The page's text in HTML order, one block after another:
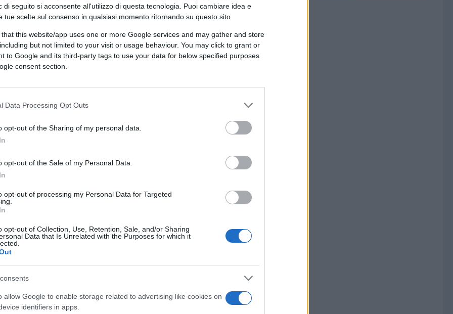
di seguito si acconsente all'utilizzo di questa tecnologia. Puoi cambiare idea e
tue scelte sul consenso in qualsiasi momento ritornando su questo sito
that this website/app uses one or more Google services and may gather and store
but not limited to your visit or usage behaviour. You may click to grant or
to Google and its third-party tags to use your data for below specified purposes
consent section.
Data Processing Opt Outs
opt-out of the Sharing of my personal data.
opt-out of the Sale of my Personal Data.
opt-out of processing my Personal Data for Targeted
opt-out of Collection, Use, Retention, Sale, and/or Sharing
Data that Is Unrelated with the Purposes for which it
allow Google to enable storage related to advertising like cookies on
identifiers in apps.
è un manicomio, ma anche un
non solo sbarcò alle elezioni: ma le
comunque le controllava. A
di regime, il
20, per la precisione quella di venerdì 24
L’apertura è con una intervista, ma
Davide Casaleggio, il figlio
In altri casi, lo si definirebbe un
tanti: ma, per l’occasione, Davide
la visionarietà del padre, uno che
non ha niente da dire. L’intervista è
un quarto d’ora. Davide, il piccolo
park, però illustrate come la scoperta
vaccino anti-Covid. Tutte insieme.
– quasi – per il Grande Timoniere